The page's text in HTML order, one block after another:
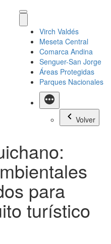
Virch Valdés
Meseta Central
Comarca Andina
Senguer-San Jorge
Áreas Protegidas
Parques Nacionales
Más
Volver
para
turístico